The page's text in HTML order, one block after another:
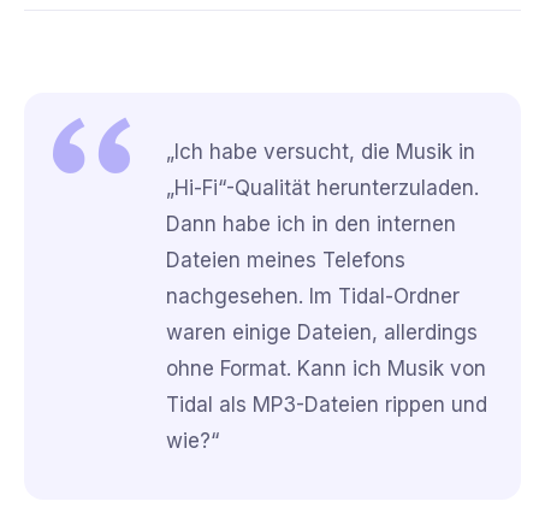
„Ich habe versucht, die Musik in
„Hi-Fi“-Qualität herunterzuladen.
Dann habe ich in den internen
Dateien meines Telefons
nachgesehen. Im Tidal-Ordner
waren einige Dateien, allerdings
ohne Format. Kann ich Musik von
Tidal als MP3-Dateien rippen und
wie?“